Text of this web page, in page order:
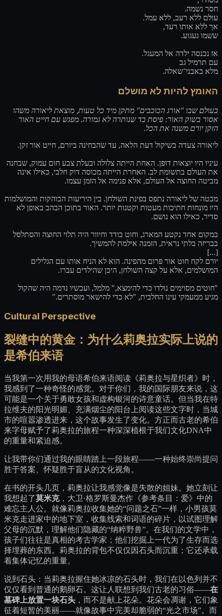
חסר נשמה.
עולם ללא רעב, ללא עמל.
אך ללא אותו רעד,
ששמו געגוע.
אז נכנסה ילדה אל המעגל.
עם תרמיל גב
מלא באבני־שאלה.
האומץ להיות לא מושלם
בעולם שבו "אורג הכוכבים" מתקן מיד כל טעות, מוצאת ליאורה משהו
אסור בשוק האור: פיסת בד שנותרה לא גמורה. מפגש עם חייט האור
הזקן יורם משנה את הכל.
ליאורה צעדה בשיקול דעת הלאה, עד שהבחינה ביורם, חייט אור זקן.
עיניו היו יוצאות דופן. האחת הייתה צלולה ובעלת צבע חום עמוק, שבחנה
את העולם בתשומת לב. האחרת הייתה מכוסה דוק חלבי, כאילו אינה
מביטה החוצה אל העולם, אלא פנימה אל הזמן עצמו.
מבטה של ליאורה נתפס בפינת השולחן. בין היריעות הבוהקות והמושלמות
היו מונחות חתיכות מעטות וקטנות יותר. האור בתוכן הבהב באופן לא
סדיר, כאילו הוא נושם.
במקום אחד נקטע המארג, וחוט בודד וחיוור היה תלוי החוצה והסתלסל
בבריזה בלתי נראית, הזמנה אילמת להמשיך.
[...]
יורם לקח חוט אור פרום מהפינה. הוא לא הניח אותו עם הגלילים
המושלמים, אלא על קצה השולחן, היכן שהילדים עברו.
"חוטים מסוימים נולדו כדי להימצא," מלמל, ועכשיו נדמה היה שהקול
מגיע ממעמקי עינו החלבית, "לא כדי להישאר מוסתרים."
Cultural Perspective
裂缝中的黄金：为什么莉奥拉实际上说的
是希伯来语
当我第一次用我的母语希伯来语阅读《莉奥拉与星织者》时，
我感到了一种奇怪的感觉。对于你们，我的国际朋友来说，这
可能是一个关于勇敢女孩和虚构银河的诗意童话。但当我在特
拉维夫的阳光明媚、充满烟尘的阳台上阅读这些文字时，当城
市的喧嚣渗透进来，这个故事发生了变化。方正而古老的希伯
来字母赋予了莉奥拉的旅程一种深深植根于我们文化DNA中
的重量和紧迫感。
让我带你们通过我的眼睛踏上一段旅程——一种始终崇尚提问
胜于答案、怀疑胜于盲从的文化视角。
在书的开头几页，莉奥拉让我感觉像是失散的姐妹。她立刻让
我想起了莫米克，大卫·格罗斯曼杰作《参考条目：爱》中的
难忘主人公。就像莉奥拉收集她的“问题之石”一样，小男孩莫
米克走进家中的地下室，收集线索和词语的碎片，以试图理解
父母的沉默，理解他们隐藏的“纳粹野兽”。在我们的文学中，
孩子们往往是真相的考古学家；他们挖掘上一代为了生存而选
择埋葬的东西。莉奥拉的背包不仅仅因石头而沉重；它还承载
着集体记忆的重量。
说到石头：当莉奥拉握住她冰凉的石头时，我们在以色列并不
仅仅看到普通的鹅卵石。这让人联想到我们古老的习俗——在
墓碑上放置一块石头 ，而不是献上花朵。花朵会凋谢，它们象
征着短暂的美丽——就像故事中完美却脆弱的“光之市场”。而